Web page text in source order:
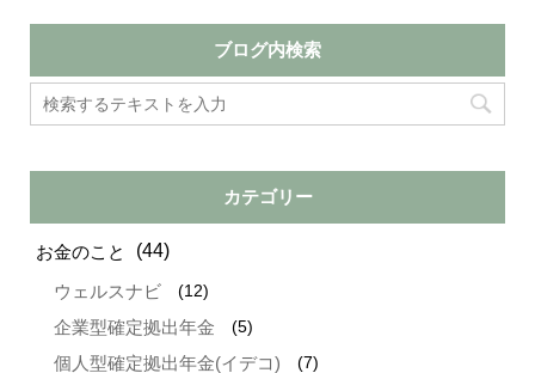
ブログ内検索
カテゴリー
お金のこと (44)
ウェルスナビ (12)
企業型確定拠出年金 (5)
個人型確定拠出年金(イデコ) (7)